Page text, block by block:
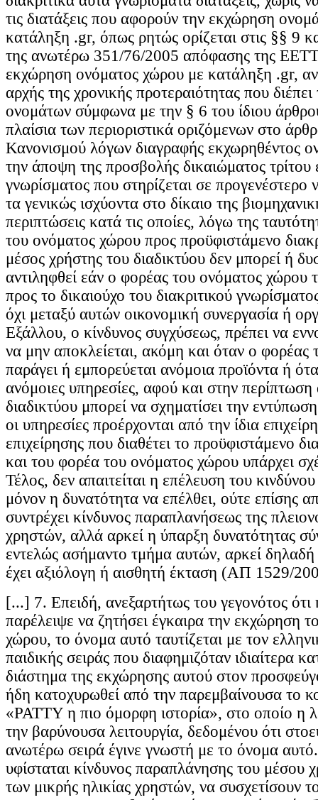
τις διατάξεις που αφορούν την εκχώρηση
κατάληξη .gr, όπως ρητώς ορίζεται στις §§ 9
της ανωτέρω 351/76/2005 απόφασης της
εκχώρηση ονόματος χώρου με κατάληξη .gr,
αρχής της χρονικής προτεραιότητας που
ονομάτων σύμφωνα με την § 6 του ίδιου
πλαίσια των περιοριστικά οριζόμενων στο
Κανονισμού λόγων διαγραφής εκχωρηθέντος
την άποψη της προσβολής δικαιώματος τρίτου
γνωρίσματος που στηρίζεται σε προγενέστερο
τα γενικώς ισχύοντα στο δίκαιο της
περιπτώσεις κατά τις οποίες, λόγω της
του ονόματος χώρου προς προϋφιστάμενο
μέσος χρήστης του διαδικτύου δεν μπορεί ή
αντιληφθεί εάν ο φορέας του ονόματος χώρου
προς το δικαιούχο του διακριτικού
όχι μεταξύ αυτών οικονομική συνεργασία ή
Εξάλλου, ο κίνδυνος συγχύσεως, πρέπει να
να μην αποκλείεται, ακόμη και όταν ο φορέας
παράγει ή εμπορεύεται ανόμοια προϊόντα ή
ανόμοιες υπηρεσίες, αφού και στην
διαδικτύου μπορεί να σχηματίσει την
οι υπηρεσίες προέρχονται από την ίδια
επιχείρησης που διαθέτει το προϋφιστάμενο
και του φορέα του ονόματος χώρου υπάρχει
Τέλος, δεν απαιτείται η επέλευση του
μόνον η δυνατότητα να επέλθει, ούτε επίσης
συντρέχει κίνδυνος παραπλανήσεως της
χρηστών, αλλά αρκεί η ύπαρξη δυνατότητας
εντελώς ασήμαντο τμήμα αυτών, αρκεί
έχει αξιόλογη ή αισθητή έκταση (ΑΠ 1529/
[...] 7. Επειδή, ανεξαρτήτως του γεγονότος
παρέλειψε να ζητήσει έγκαιρα την εκχώρηση
χώρου, το όνομα αυτό ταυτίζεται με τον
παιδικής σειράς που διαφημιζόταν ιδιαίτερα
διάστημα της εκχώρησης αυτού στον
ήδη κατοχυρωθεί από την παρεμβαίνουσα το
«PATTY η πιο όμορφη ιστορία», στο οποίο η
την βαρύνουσα λειτουργία, δεδομένου ότι
ανωτέρω σειρά έγινε γνωστή με το όνομα
υφίσταται κίνδυνος παραπλάνησης του μέσου
των μικρής ηλικίας χρηστών, να συσχετίσουν